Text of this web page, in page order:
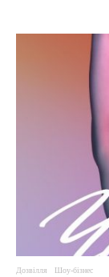
Дозвілля Шоу-бізнес